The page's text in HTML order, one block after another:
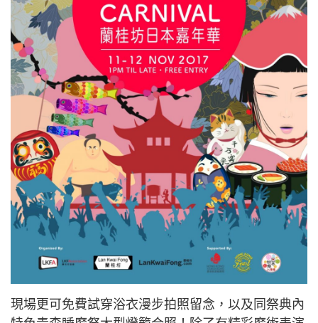
現場更可免費試穿浴衣漫步拍照留念，以及同祭典內